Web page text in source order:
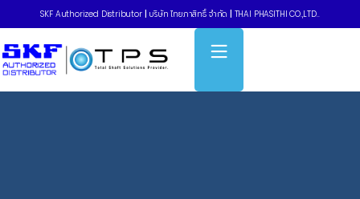
SKF Authorized Distributor บริษัท ไทยภาสิทธิ์ จำกัด THAI PHASITHI CO.,LTD..
Home » Flex couplings